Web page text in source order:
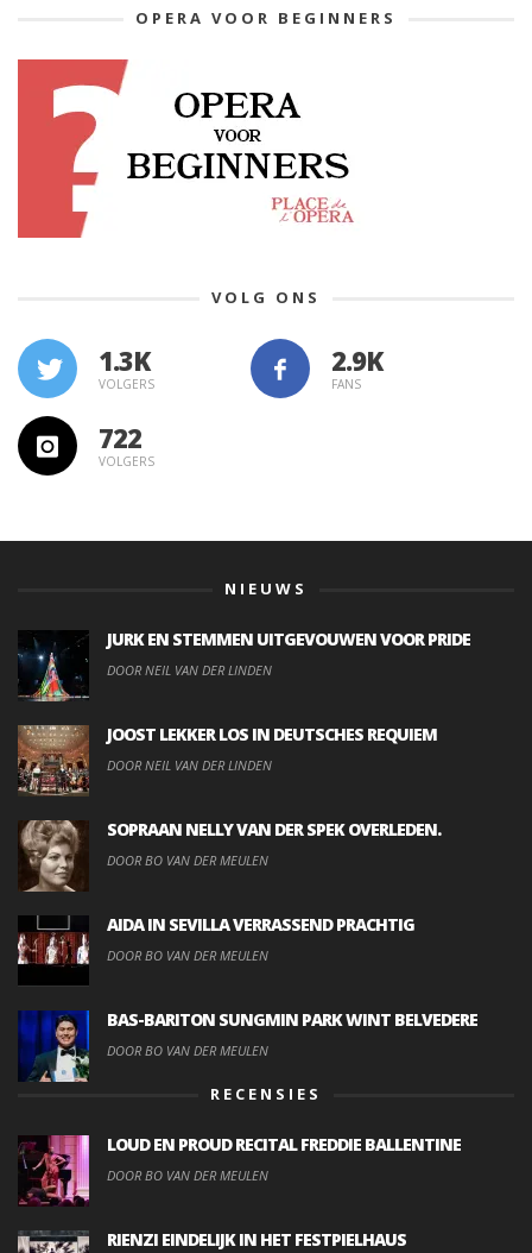
OPERA VOOR BEGINNERS
VOLG ONS
1.3K
VOLGERS FANS
722
VOLGERS
NIEUWS
JURK EN STEMMEN UITGEVOUWEN VOOR PRIDE
DOOR NEIL VAN DER LINDEN
JOOST LEKKER LOS IN DEUTSCHES REQUIEM
DOOR NEIL VAN DER LINDEN
SOPRAAN NELLY VAN DER SPEK OVERLEDEN.
DOOR BO VAN DER MEULEN
AIDA IN SEVILLA VERRASSEND PRACHTIG
DOOR BO VAN DER MEULEN
BAS-BARITON SUNGMIN PARK WINT BELVEDERE
DOOR BO VAN DER MEULEN
RECENSIES
LOUD EN PROUD RECITAL FREDDIE BALLENTINE
DOOR BO VAN DER MEULEN
RIENZI EINDELIJK IN HET FESTPIELHAUS